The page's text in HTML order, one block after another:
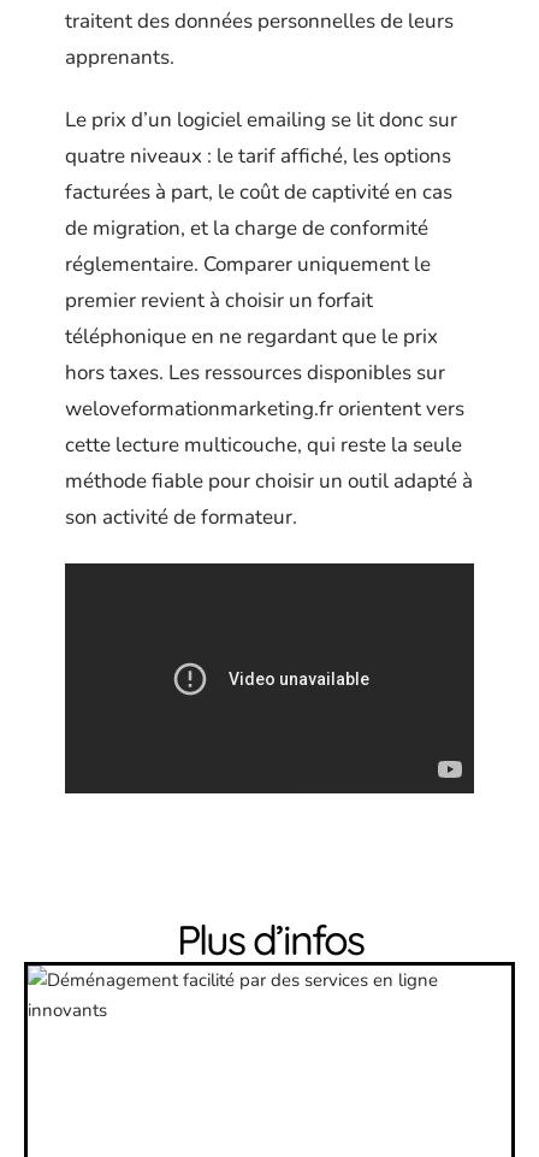
traitent des données personnelles de leurs
apprenants.
Le prix d’un logiciel emailing se lit donc sur
quatre niveaux : le tarif affiché, les options
facturées à part, le coût de captivité en cas
de migration, et la charge de conformité
réglementaire. Comparer uniquement le
premier revient à choisir un forfait
téléphonique en ne regardant que le prix
hors taxes. Les ressources disponibles sur
weloveformationmarketing.fr orientent vers
cette lecture multicouche, qui reste la seule
méthode fiable pour choisir un outil adapté à
son activité de formateur.
Plus d’infos